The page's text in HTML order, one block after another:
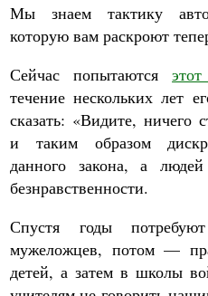
Мы знаем тактику
которую вам раскроют
Сейчас попытаются
течение нескольких лет
сказать: «Видите, ничего
и таким образом
данного закона, а
безнравственности.
Спустя годы
мужеложцев, потом —
детей, а затем в школы